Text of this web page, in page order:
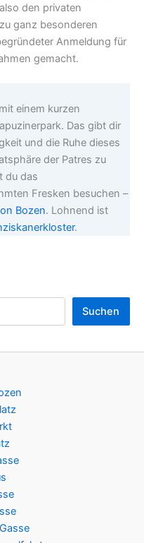
den privaten
ganz besonderen
Anmeldung für
gemacht.
einem kurzen
Das gibt dir
und die Ruhe dieses
der Patres zu
du das
Fresken besuchen –
Bozen. Lohnend ist
.
Suchen